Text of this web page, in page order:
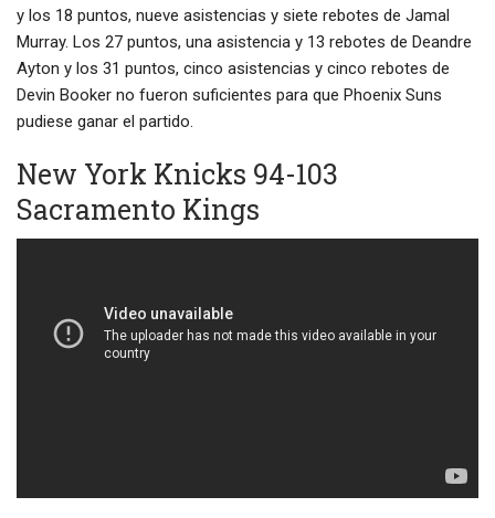
y los 18 puntos, nueve asistencias y siete rebotes de Jamal
Murray. Los 27 puntos, una asistencia y 13 rebotes de Deandre
Ayton y los 31 puntos, cinco asistencias y cinco rebotes de
Devin Booker no fueron suficientes para que Phoenix Suns
pudiese ganar el partido.
New York Knicks 94-103
Sacramento Kings